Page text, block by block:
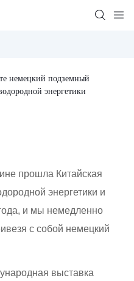
немецкий подземный
энергетики
прошла Китайская
энергетики и
и мы немедленно
с собой немецкий
выставка